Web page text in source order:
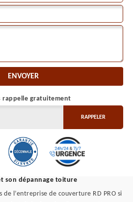
rappelle gratuitement
son dépannage toiture
de l’entreprise de couverture RD PRO si